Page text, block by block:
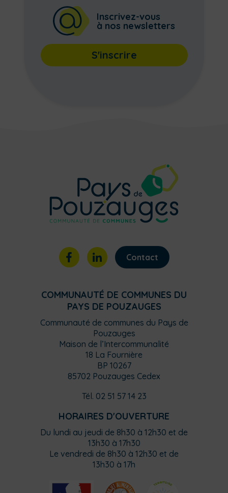
Inscrivez-vous
à nos newsletters
S'inscrire
Contact
COMMUNAUTÉ DE COMMUNES DU
PAYS DE POUZAUGES
Communauté de communes du Pays de
Pouzauges
Maison de l’Intercommunalité
18 La Fournière
BP 10267
85702 Pouzauges Cedex
Tél. 02 51 57 14 23
HORAIRES D'OUVERTURE
Du lundi au jeudi de 8h30 à 12h30 et de
13h30 à 17h30
Le vendredi de 8h30 à 12h30 et de
13h30 à 17h